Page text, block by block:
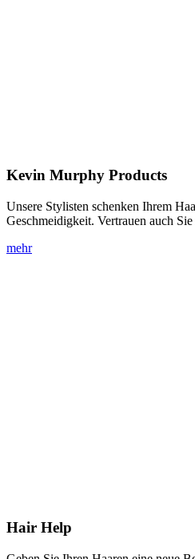
Kevin Murphy Products
Unsere Stylisten schenken Ihrem
Geschmeidigkeit. Vertrauen auch
mehr
Hair Help